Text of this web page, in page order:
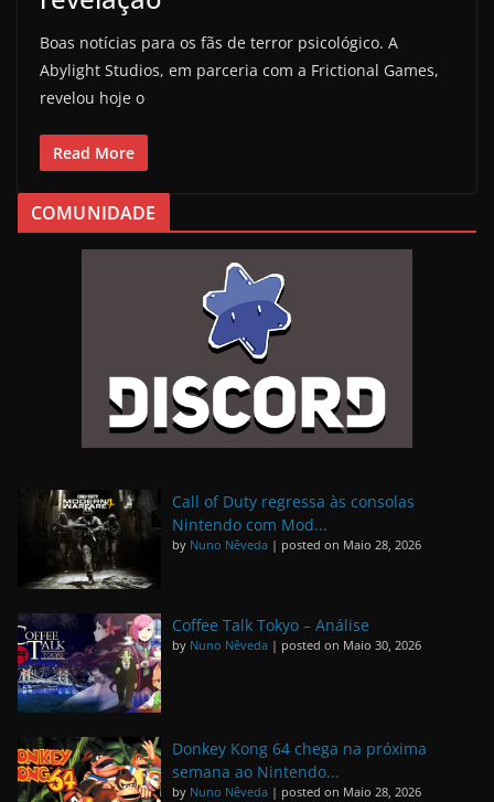
Boas notícias para os fãs de terror psicológico. A
Abylight Studios, em parceria com a Frictional Games,
revelou hoje o
Read More
COMUNIDADE
Call of Duty regressa às consolas
Nintendo com Mod...
by Nuno Nêveda | posted on Maio 28, 2026
Coffee Talk Tokyo – Análise
by Nuno Nêveda | posted on Maio 30, 2026
Donkey Kong 64 chega na próxima
semana ao Nintendo...
by Nuno Nêveda | posted on Maio 28, 2026